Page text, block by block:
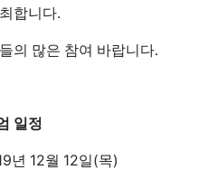
합니다.
의 많은 참여 바랍니다.
일정
년 12월 12일(목)